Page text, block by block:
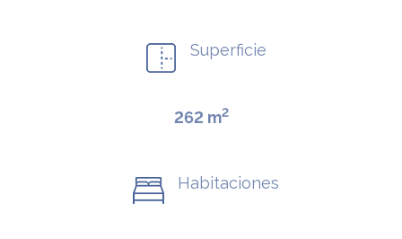
Superficie
262 m2
Habitaciones